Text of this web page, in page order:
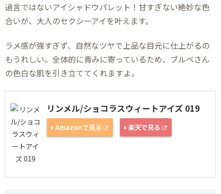
過言ではないアイシャドウパレット！甘すぎない絶妙な色
合いが、大人のセクシーアイを叶えます。
ラメ感が強すぎず、自然なツヤで上品な目元に仕上がるの
もうれしい。全体的に青みに寄っているため、ブルベさん
の色白な肌を引き立ててくれますよ。
リンメル/ショコラスウィートアイズ 019
Amazonで見る 楽天で見る